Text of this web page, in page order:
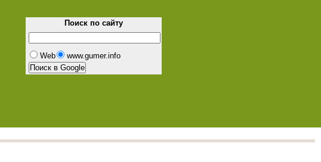
Поиск по сайту
Web www.gumer.info